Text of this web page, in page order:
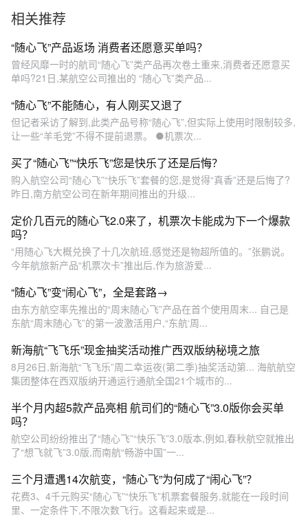
相关推荐
“随心飞”产品返场 消费者还愿意买单吗？
曾经风靡一时的航司“随心飞”类产品再次卷土重来,消费者还愿意买
单吗?21日,某航空公司推出的 “随心飞”类产品...
“随心飞”不能随心，有人刚买又退了
但记者采访了解到,此类产品号称“随心飞”,但实际上使用时限制较多,
让一些“羊毛党”不得不提前退票。 ●机票次...
买了“随心飞”“快乐飞”您是快乐了还是后悔？
购入航空公司“随心飞”“快乐飞”套餐的您,是觉得“真香”还是后悔了?
昨日,南方航空公司在新年期间推出的升级...
定价几百元的随心飞2.0来了，机票次卡能成为下一个爆款
吗？
“用随心飞大概兑换了十几次航班,感觉还是物超所值的。”张鹏说。
今年航旅新产品“机票次卡”推出后,作为旅游爱...
“随心飞”变“闹心飞”，全是套路→
由东方航空率先推出的“周末随心飞”产品在首个使用周末... 自己是
东航“周末随心飞”的第一波激活用户,“东航‘周...
新海航“飞飞乐”现金抽奖活动推广西双版纳秘境之旅
8月26日,新海航“飞飞乐”周二幸运夜(第二季)抽奖活动第... 海航航空
集团整体在西双版纳开通运行通航全国21个城市的...
半个月内超5款产品亮相 航司们的“随心飞”3.0版你会买单
吗？
航空公司纷纷推出了“随心飞”“快乐飞”3.0版本,例如,春秋航空就推出
了“想飞就飞”3.0版,而南航“畅游中国”一...
三个月遭遇14次航变，“随心飞”为何成了“闹心飞”？
花费3、4千元购买“随心飞”“快乐飞”机票套餐服务,就能在一段时间
里、一定条件下,不限次数飞行。这看起来或是...